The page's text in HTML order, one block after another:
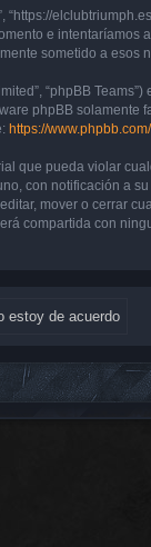
“https://
e
sometido a esos
“phpBB
phpBB
https://www.phpbb.com/
pueda violar
con notificación a
mover o cerrar
con